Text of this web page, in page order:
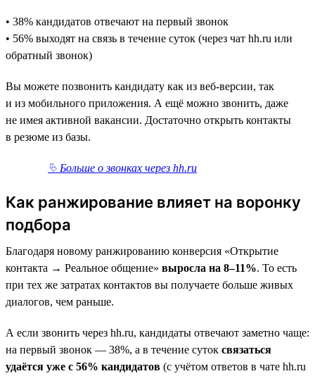
• 38% кандидатов отвечают на первый звонок
• 56% выходят на связь в течение суток (через чат hh.ru или
обратный звонок)
Вы можете позвонить кандидату как из веб-версии, так
и из мобильного приложения. А ещё можно звонить, даже
не имея активной вакансии. Достаточно открыть контакты
в резюме из базы.
⮱ Больше о звонках через hh.ru
Как ранжирование влияет на воронку
подбора
Благодаря новому ранжированию конверсия «Открытие
контакта → Реальное общение» выросла на 8–11%. То есть
при тех же затратах контактов вы получаете больше живых
диалогов, чем раньше.
А если звонить через hh.ru, кандидаты отвечают заметно чаще:
на первый звонок — 38%, а в течение суток связаться
удаётся уже с 56% кандидатов (с учётом ответов в чате hh.ru